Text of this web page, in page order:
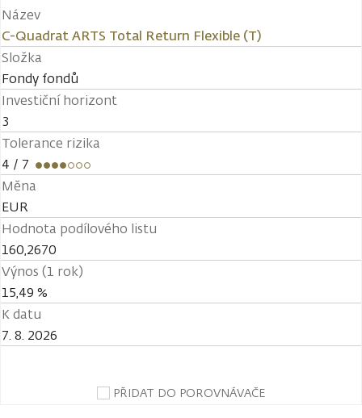
Název
C-Quadrat ARTS Total Return Flexible (T)
Složka
Fondy fondů
Investiční horizont
3
Tolerance rizika
4 / 7
Měna
EUR
Hodnota podílového listu
160,2670
Výnos (1 rok)
15,49 %
K datu
7. 8. 2026
PŘIDAT DO POROVNÁVAČE